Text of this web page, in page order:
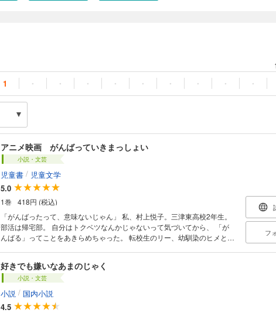
1 ・ ・ ・ ・ ・ ・ ・ ・ ・
アニメ映画 がんばっていきまっしょい
小説・文芸
児童書 / 児童文学
5.0
1巻
418円 (税込)
「がんばったって、意味ないじゃん」 私、村上悦子。三津東高校2年生。
部活は帰宅部。 自分はトクベツなんかじゃないって気づいてから、 「が
んばる」ってことをあきらめちゃった。 転校生のリー、幼馴染のヒメと一
て……。 仲間と一緒に「がんばる」って、楽しいかも！ 感動まちがいな
し！ 話題の映画ノベライズ！ 【小学中級から ★★】
フ
好きでも嫌いなあまのじゃく
小説・文芸
小説 / 国内小説
4.5